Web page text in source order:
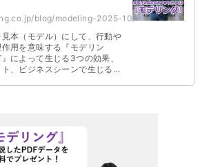
blog/modeling-2025-10/
本（モデル）にして、行動や
用を意味する『モデリン
によって生じる3つの効果、
、ビジネスシーンで生じる